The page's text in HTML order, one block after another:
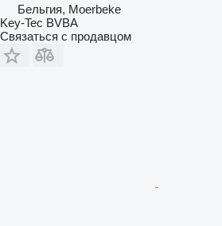
Бельгия, Moerbeke
Key-Tec BVBA
Связаться с продавцом